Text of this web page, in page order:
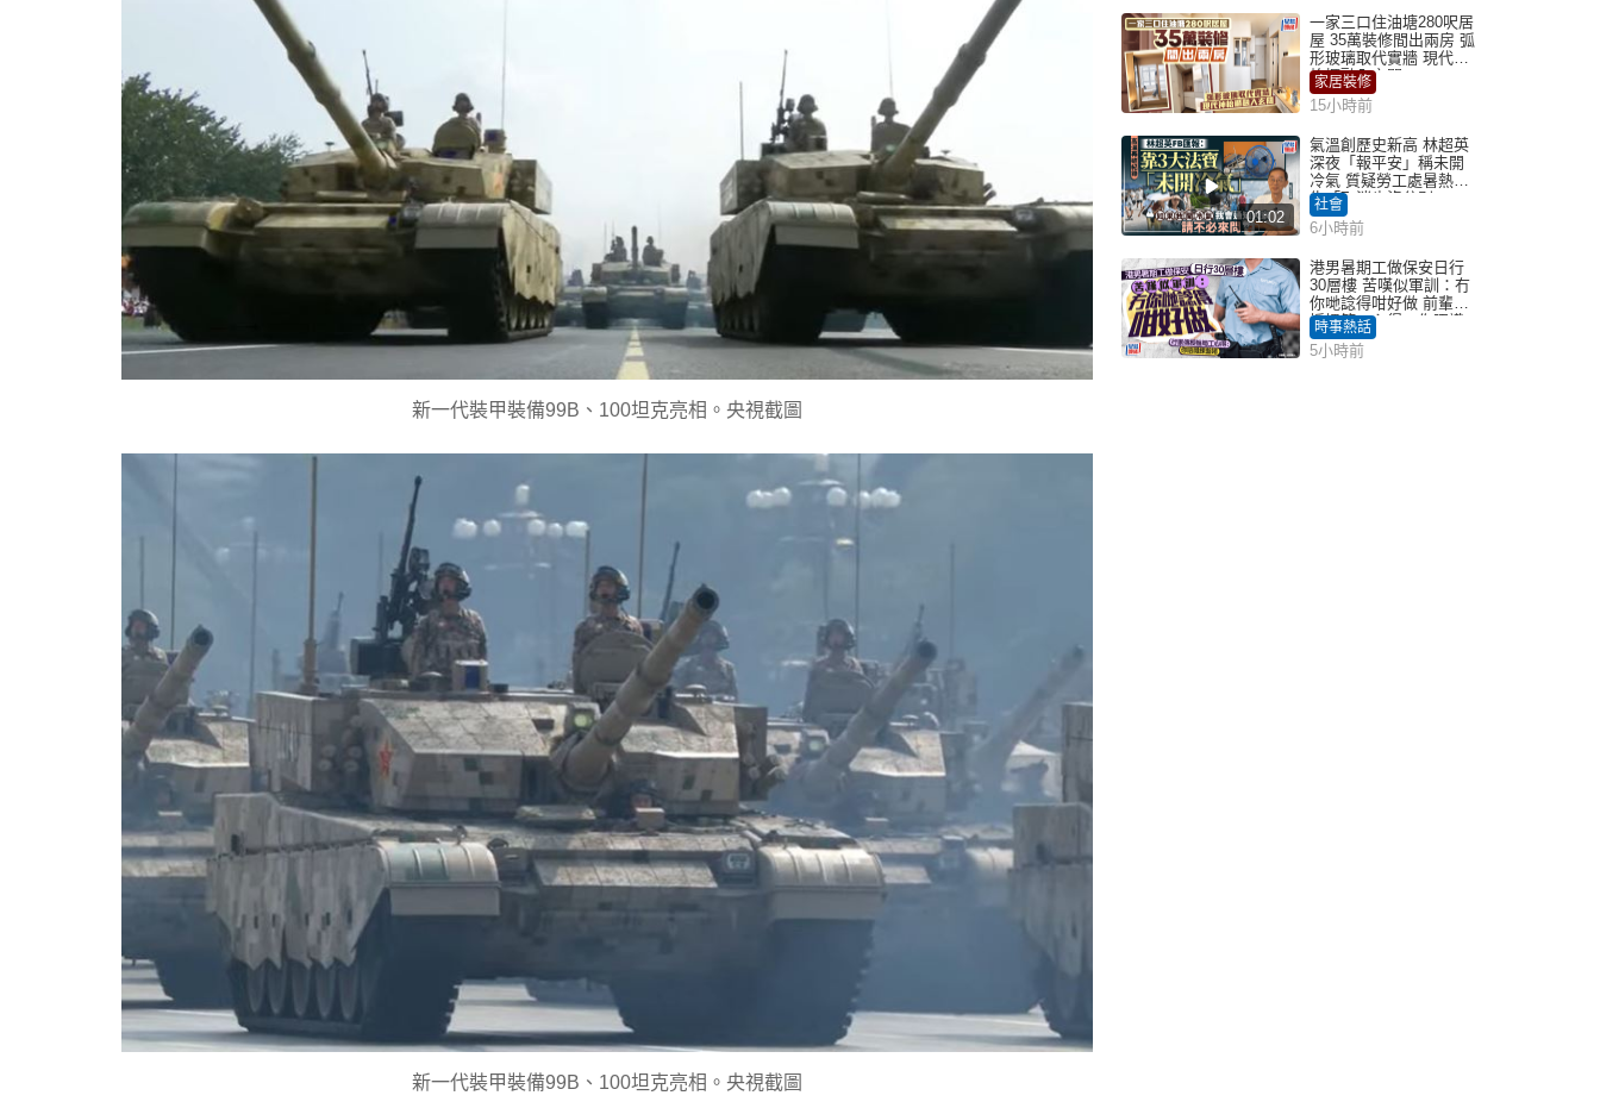
新一代裝甲裝備99B、100坦克亮相。央視截圖
新一代裝甲裝備99B、100坦克亮相。央視截圖
一家三口住油塘280呎居
屋 35萬裝修間出兩房 弧
形玻璃取代實牆 現代神
枱櫃融入玄關
家居裝修
15小時前
01:02
氣溫創歷史新高 林超英
深夜「報平安」稱未開
冷氣 質疑勞工處暑熱警
告「取消也沒分別」
社會
6小時前
港男暑期工做保安日行
30層樓 苦嘆似軍訓：冇
你哋諗得咁好做 前輩傳
授搵筍工心得：你唔識
揀盤啫｜Juicy叮
時事熱話
5小時前